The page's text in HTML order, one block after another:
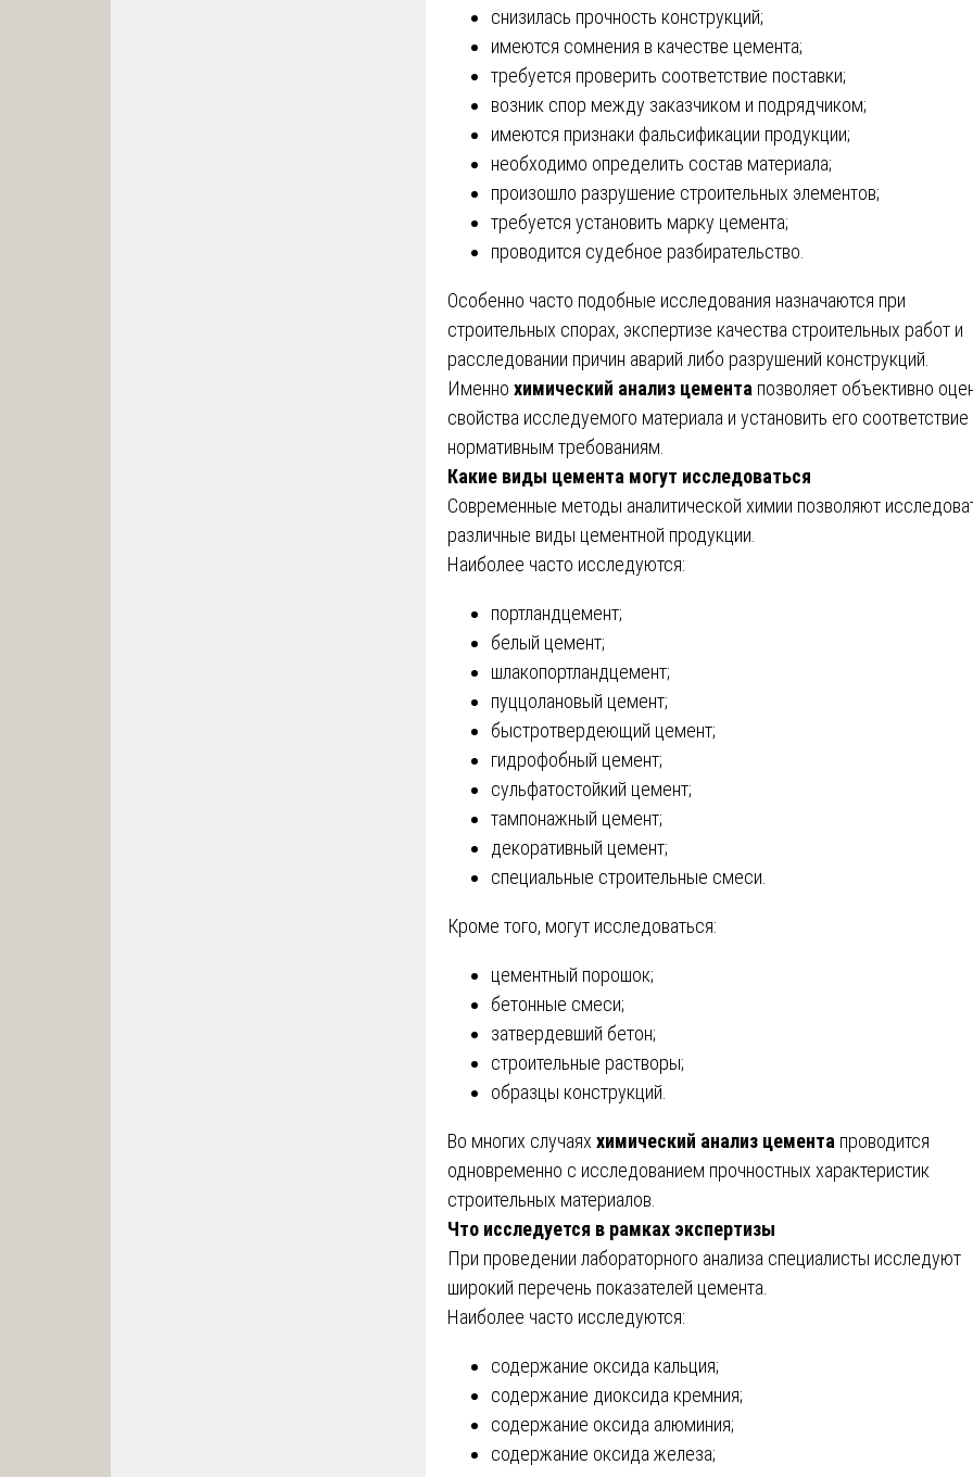
снизилась прочность конструкций;
имеются сомнения в качестве цемента;
требуется проверить соответствие поставки;
возник спор между заказчиком и подрядчиком;
имеются признаки фальсификации продукции;
необходимо определить состав материала;
произошло разрушение строительных элементов;
требуется установить марку цемента;
проводится судебное разбирательство.
Особенно часто подобные исследования назначаются при
строительных спорах, экспертизе качества строительных работ и
расследовании причин аварий либо разрушений конструкций.
Именно химический анализ цемента позволяет объективно
свойства исследуемого материала и установить его соответствие
нормативным требованиям.
Какие виды цемента могут исследоваться
Современные методы аналитической химии позволяют
различные виды цементной продукции.
Наиболее часто исследуются:
портландцемент;
белый цемент;
шлакопортландцемент;
пуццолановый цемент;
быстротвердеющий цемент;
гидрофобный цемент;
сульфатостойкий цемент;
тампонажный цемент;
декоративный цемент;
специальные строительные смеси.
Кроме того, могут исследоваться:
цементный порошок;
бетонные смеси;
затвердевший бетон;
строительные растворы;
образцы конструкций.
Во многих случаях химический анализ цемента проводится
одновременно с исследованием прочностных характеристик
строительных материалов.
Что исследуется в рамках экспертизы
При проведении лабораторного анализа специалисты исследуют
широкий перечень показателей цемента.
Наиболее часто исследуются:
содержание оксида кальция;
содержание диоксида кремния;
содержание оксида алюминия;
содержание оксида железа;